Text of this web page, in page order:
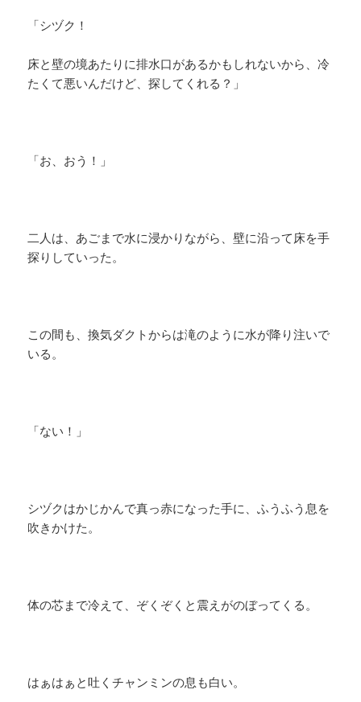
「シヅク！
床と壁の境あたりに排水口があるかもしれないから、冷
たくて悪いんだけど、探してくれる？」
「お、おう！」
二人は、あごまで水に浸かりながら、壁に沿って床を手
探りしていった。
この間も、換気ダクトからは滝のように水が降り注いで
いる。
「ない！」
シヅクはかじかんで真っ赤になった手に、ふうふう息を
吹きかけた。
体の芯まで冷えて、ぞくぞくと震えがのぼってくる。
はぁはぁと吐くチャンミンの息も白い。